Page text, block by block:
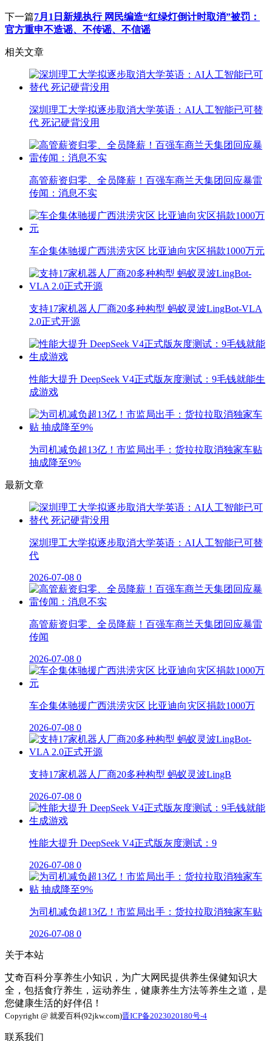
下一篇7月1日新规执行 网民编造“红绿灯倒计时取消”被罚：
官方重申不造谣、不传谣、不信谣
相关文章
深圳理工大学拟逐步取消大学英语：AI人工智能已可替
代 死记硬背没用
高管薪资归零、全员降薪！百强车商兰天集团回应暴雷
传闻：消息不实
车企集体驰援广西洪涝灾区 比亚迪向灾区捐款1000万元
支持17家机器人厂商20多种构型 蚂蚁灵波LingBot-VLA
2.0正式开源
性能大提升 DeepSeek V4正式版灰度测试：9毛钱就能生
成游戏
为司机减负超13亿！市监局出手：货拉拉取消独家车贴
抽成降至9%
最新文章
深圳理工大学拟逐步取消大学英语：AI人工智能已可替
代
2026-07-08 0
高管薪资归零、全员降薪！百强车商兰天集团回应暴雷
传闻
2026-07-08 0
车企集体驰援广西洪涝灾区 比亚迪向灾区捐款1000万
2026-07-08 0
支持17家机器人厂商20多种构型 蚂蚁灵波LingB
2026-07-08 0
性能大提升 DeepSeek V4正式版灰度测试：9
2026-07-08 0
为司机减负超13亿！市监局出手：货拉拉取消独家车贴
2026-07-08 0
关于本站
艾奇百科分享养生小知识，为广大网民提供养生保健知识大
全，包括食疗养生，运动养生，健康养生方法等养生之道，是
您健康生活的好伴侣！
Copyright @ 就爱百科(92jkw.com)晋ICP备2023020180号-4
联系我们